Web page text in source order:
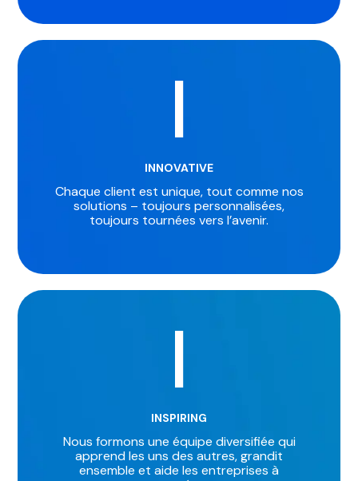
I
INNOVATIVE
Chaque client est unique, tout comme nos
solutions – toujours personnalisées,
toujours tournées vers l’avenir.
I
INSPIRING
Nous formons une équipe diversifiée qui
apprend les uns des autres, grandit
ensemble et aide les entreprises à